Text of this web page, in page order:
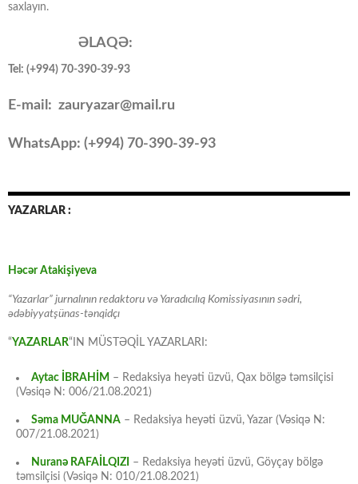
saxlayın.
ƏLAQƏ:
Tel: (+994) 70-390-39-93
E-mail: zauryazar@mail.ru
WhatsApp: (+994) 70-390-39-93
YAZARLAR :
Həcər Atakişiyeva
“Yazarlar” jurnalının redaktoru və Yaradıcılıq Komissiyasının sədri,
ədəbiyyatşünas-tənqidçı
“YAZARLAR“IN MÜSTƏQİL YAZARLARI:
Aytac İBRAHİM – Redaksiya heyəti üzvü, Qax bölgə təmsilçisi
(Vəsiqə N: 006/21.08.2021)
Səma MUĞANNA – Redaksiya heyəti üzvü, Yazar (Vəsiqə N:
007/21.08.2021)
Nuranə RAFAİLQIZI
– Redaksiya heyəti üzvü, Göyçay bölgə
təmsilçisi (Vəsiqə N: 010/21.08.2021)